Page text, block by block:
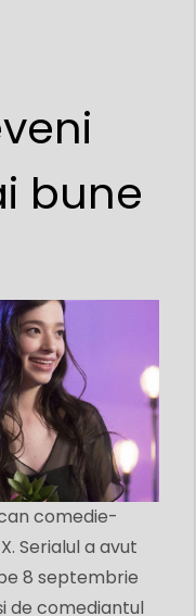
bune
comedie-
Serialul a avut
8 septembrie
de comediantul